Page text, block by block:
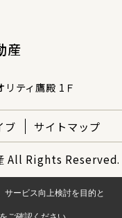
産
ティ鷹殿 1Ｆ
ブ サイトマップ
All Rights Reserved.
サービス向上検討を目的と